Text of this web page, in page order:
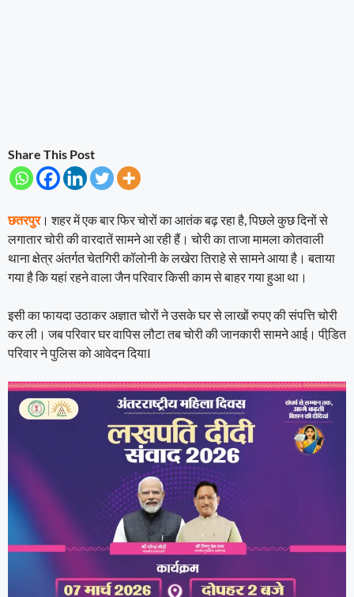
Share This Post
छतरपुर। शहर में एक बार फिर चोरों का आतंक बढ़ रहा है, पिछले कुछ दिनों से
लगातार चोरी की वारदातें सामने आ रही हैं। चोरी का ताजा मामला कोतवाली
थाना क्षेत्र अंतर्गत चेतगिरी कॉलोनी के लखेरा तिराहे से सामने आया है। बताया
गया है कि यहां रहने वाला जैन परिवार किसी काम से बाहर गया हुआ था।
इसी का फायदा उठाकर अज्ञात चोरों ने उसके घर से लाखों रुपए की संपत्ति चोरी
कर ली। जब परिवार घर वापिस लौटा तब चोरी की जानकारी सामने आई। पीडि़त
परिवार ने पुलिस को आवेदन दियाI